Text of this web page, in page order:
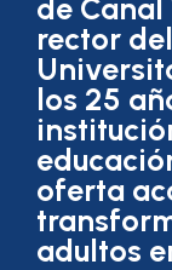
de Canal
rector
los 25
oferta
adultos